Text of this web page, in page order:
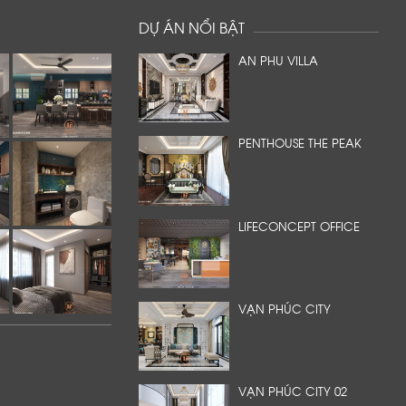
DỰ ÁN NỔI BẬT
AN PHU VILLA
PENTHOUSE THE PEAK
LIFECONCEPT OFFICE
VẠN PHÚC CITY
VẠN PHÚC CITY 02